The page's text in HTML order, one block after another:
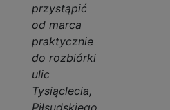
przystąpić
od marca
praktycznie
do rozbiórki
ulic
Tysiąclecia,